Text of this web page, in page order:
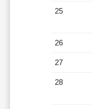
25
26
27
28